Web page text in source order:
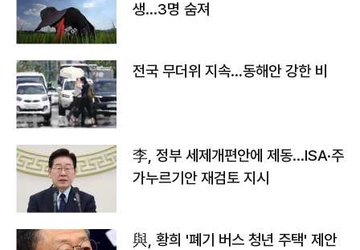
생…3명 숨져
전국 무더위 지속…동해안 강한 비
李, 정부 세제개편안에 제동…ISA·주
가누르기안 재검토 지시
與, 황희 '폐기 버스 청년 주택' 제안